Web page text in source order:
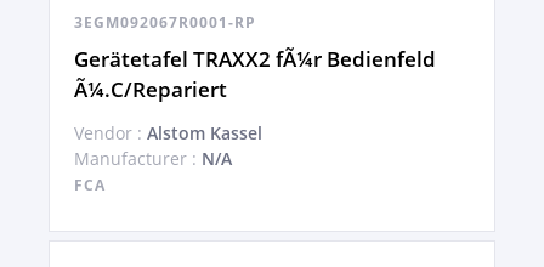
3EGM092067R0001-RP
Gerätetafel TRAXX2 fÃ¼r Bedienfeld
Ã¼.C/Repariert
Vendor : Alstom Kassel
Manufacturer : N/A
FCA